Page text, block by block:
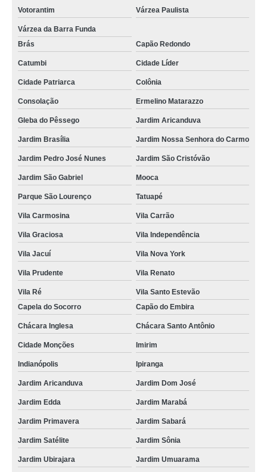
Votorantim Várzea Paulista
Várzea da Barra Funda
Brás
Capão Redondo
Catumbi Cidade Líder
Cidade Patriarca Colônia
Consolação Ermelino Matarazzo
Gleba do Pêssego Jardim Aricanduva
Jardim Brasília Jardim Nossa Senhora do Carmo
Jardim Pedro José Nunes Jardim São Cristóvão
Jardim São Gabriel Mooca
Parque São Lourenço Tatuapé
Vila Carmosina Vila Carrão
Vila Graciosa Vila Independência
Vila Jacuí Vila Nova York
Vila Prudente Vila Renato
Vila Ré
Vila Santo Estevão
Capela do Socorro
Capão do Embira
Chácara Inglesa Chácara Santo Antônio
Cidade Monções Imirim
Indianópolis Ipiranga
Jardim Aricanduva Jardim Dom José
Jardim Edda Jardim Marabá
Jardim Primavera Jardim Sabará
Jardim Satélite Jardim Sônia
Jardim Ubirajara Jardim Umuarama